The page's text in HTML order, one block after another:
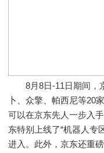
8月8日-11日期间，
卜、众擎、帕西尼等20
可以在京东先人一步入
东特别上线了“机器人专
进入。此外，京东还重